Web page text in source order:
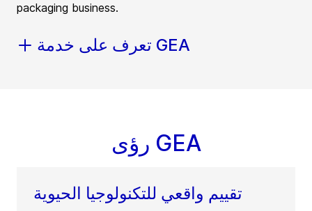
packaging business.
تعرف على خدمة GEA
رؤى GEA
تقييم واقعي للتكنولوجيا الحيوية